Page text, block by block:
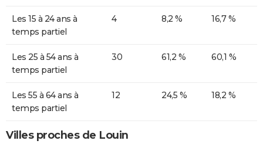
Les 15 à 24 ans à
temps partiel
4 8,2 % 16,7 %
Les 25 à 54 ans à
temps partiel
30 61,2 % 60,1 %
Les 55 à 64 ans à
temps partiel
12 24,5 % 18,2 %
Villes proches de Louin